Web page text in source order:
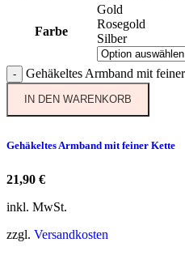
Farbe
Gold
Rosegold
Silber
- Gehäkeltes Armband mit
IN DEN WARENKORB
Gehäkeltes Armband mit feiner Kette
21,90 €
inkl. MwSt.
zzgl. Versandkosten